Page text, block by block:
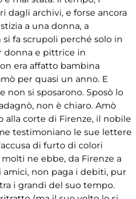
dagli archivi, e forse ancora
a una donna, a
si fa scrupoli perché solo in
donna e pittrice in
era affatto bambina
per quasi un anno. E
non si sposarono. Sposò lo
non è chiaro. Amò
corte di Firenze, il nobile
testimoniano le sue lettere
di furto di colori
ne ebbe, da Firenze a
amici, non paga i debiti, pur
i grandi del suo tempo.